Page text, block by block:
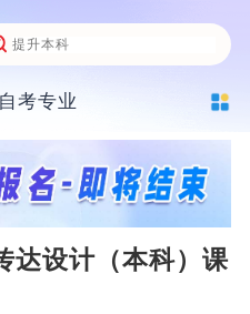
自考专业
达设计（本科）课